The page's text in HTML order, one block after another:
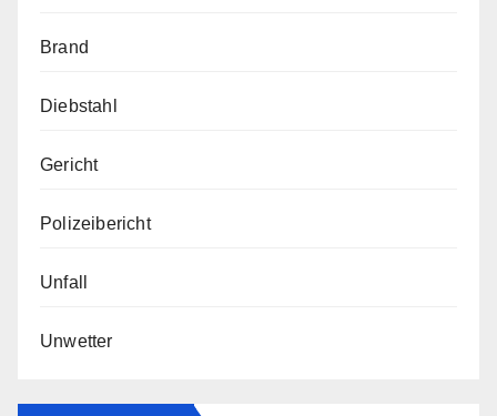
Brand
Diebstahl
Gericht
Polizeibericht
Unfall
Unwetter